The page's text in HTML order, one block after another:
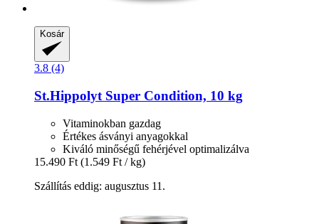
Kosár
3.8 (4)
St.Hippolyt Super Condition, 10 kg
Vitaminokban gazdag
Értékes ásványi anyagokkal
Kiváló minőségű fehérjével optimalizálva
15.490 Ft (1.549 Ft / kg)
Szállítás eddig: augusztus 11.